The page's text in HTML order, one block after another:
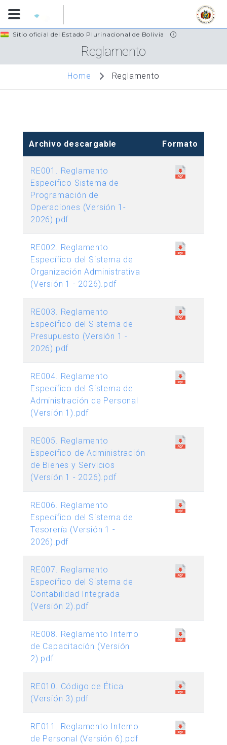
Skip
to
main
content
Sitio oficial del Estado Plurinacional de Bolivia
Reglamento
Home Reglamento
Archivo descargable Formato
RE001. Reglamento
Específico Sistema de
Programación de
Operaciones (Versión 1-
2026).pdf
RE002. Reglamento
Específico del Sistema de
Organización Administrativa
(Versión 1 - 2026).pdf
RE003. Reglamento
Específico del Sistema de
Presupuesto (Versión 1 -
2026).pdf
RE004. Reglamento
Específico del Sistema de
Administración de Personal
(Versión 1).pdf
RE005. Reglamento
Específico de Administración
de Bienes y Servicios
(Versión 1 - 2026).pdf
RE006. Reglamento
Específico del Sistema de
Tesorería (Versión 1 -
2026).pdf
RE007. Reglamento
Específico del Sistema de
Contabilidad Integrada
(Versión 2).pdf
RE008. Reglamento Interno
de Capacitación (Versión
2).pdf
RE010. Código de Ética
(Versión 3).pdf
RE011. Reglamento Interno
de Personal (Versión 6).pdf